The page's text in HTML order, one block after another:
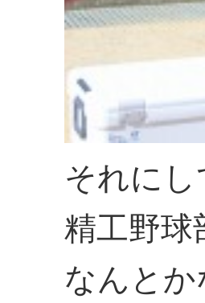
それに
精工野球
なんと